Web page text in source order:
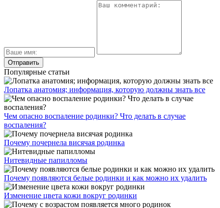
Популярные статьи
Лопатка анатомия; информация, которую должны знать все
Чем опасно воспаление родинки? Что делать в случае
воспаления?
Почему почернела висячая родинка
Нитевидные папилломы
Почему появляются белые родинки и как можно их удалить
Изменение цвета кожи вокруг родинки